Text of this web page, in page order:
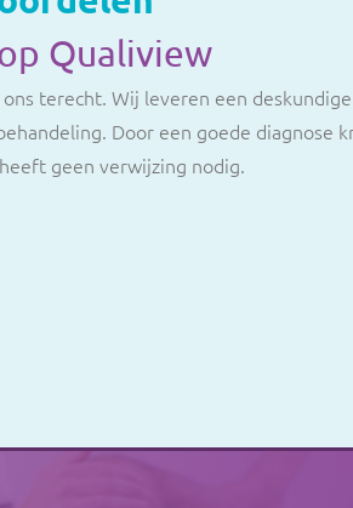
Qualiview
terecht. Wij leveren een
Door een goede diagnose
geen verwijzing nodig.